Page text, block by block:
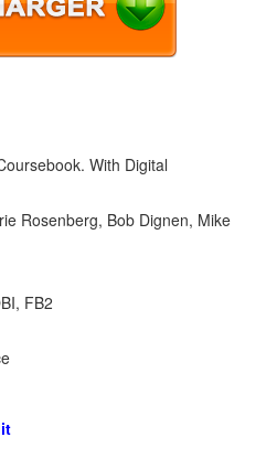
With Digital
Rosenberg, Bob Dignen, Mike
FB2